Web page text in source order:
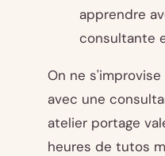
apprendre
consultante
On ne
avec une
atelier portage
heures de tutos